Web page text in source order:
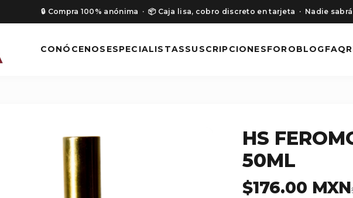
🔒 Compra 100% anónima · 📦 Caja lisa, cobro discreto en tarjeta · Nadie
CONÓCENOS ESPECIALISTASSUSCRIPCIONESFOROBLOGFAQ
HS
50ML
$176.00 MXN